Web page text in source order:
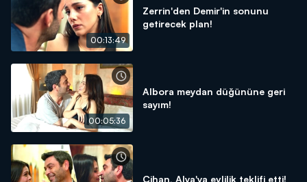
00:13:49
Zerrin'den Demir'in sonunu
getirecek plan!
00:05:36
Albora meydan düğününe geri
sayım!
Cihan, Alya'ya evlilik teklifi etti!